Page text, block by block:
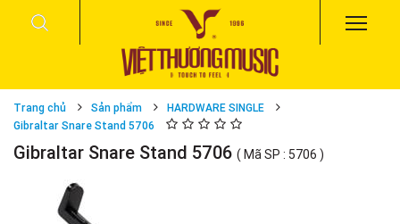
Trang chủ Sản phẩm
HARDWARE SINGLE
Gibraltar Snare Stand 5706
Gibraltar Snare Stand 5706 ( Mã SP : 5706 )